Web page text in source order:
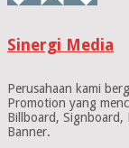
Sinergi Media
Perusahaan kami
Promotion yang
Billboard,
Banner.